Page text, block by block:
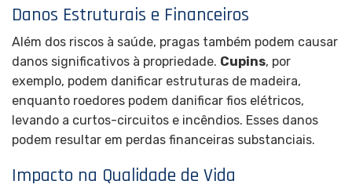
Danos Estruturais e Financeiros
Além dos riscos à saúde, pragas também podem causar
danos significativos à propriedade. Cupins, por
exemplo, podem danificar estruturas de madeira,
enquanto roedores podem danificar fios elétricos,
levando a curtos-circuitos e incêndios. Esses danos
podem resultar em perdas financeiras substanciais.
Impacto na Qualidade de Vida